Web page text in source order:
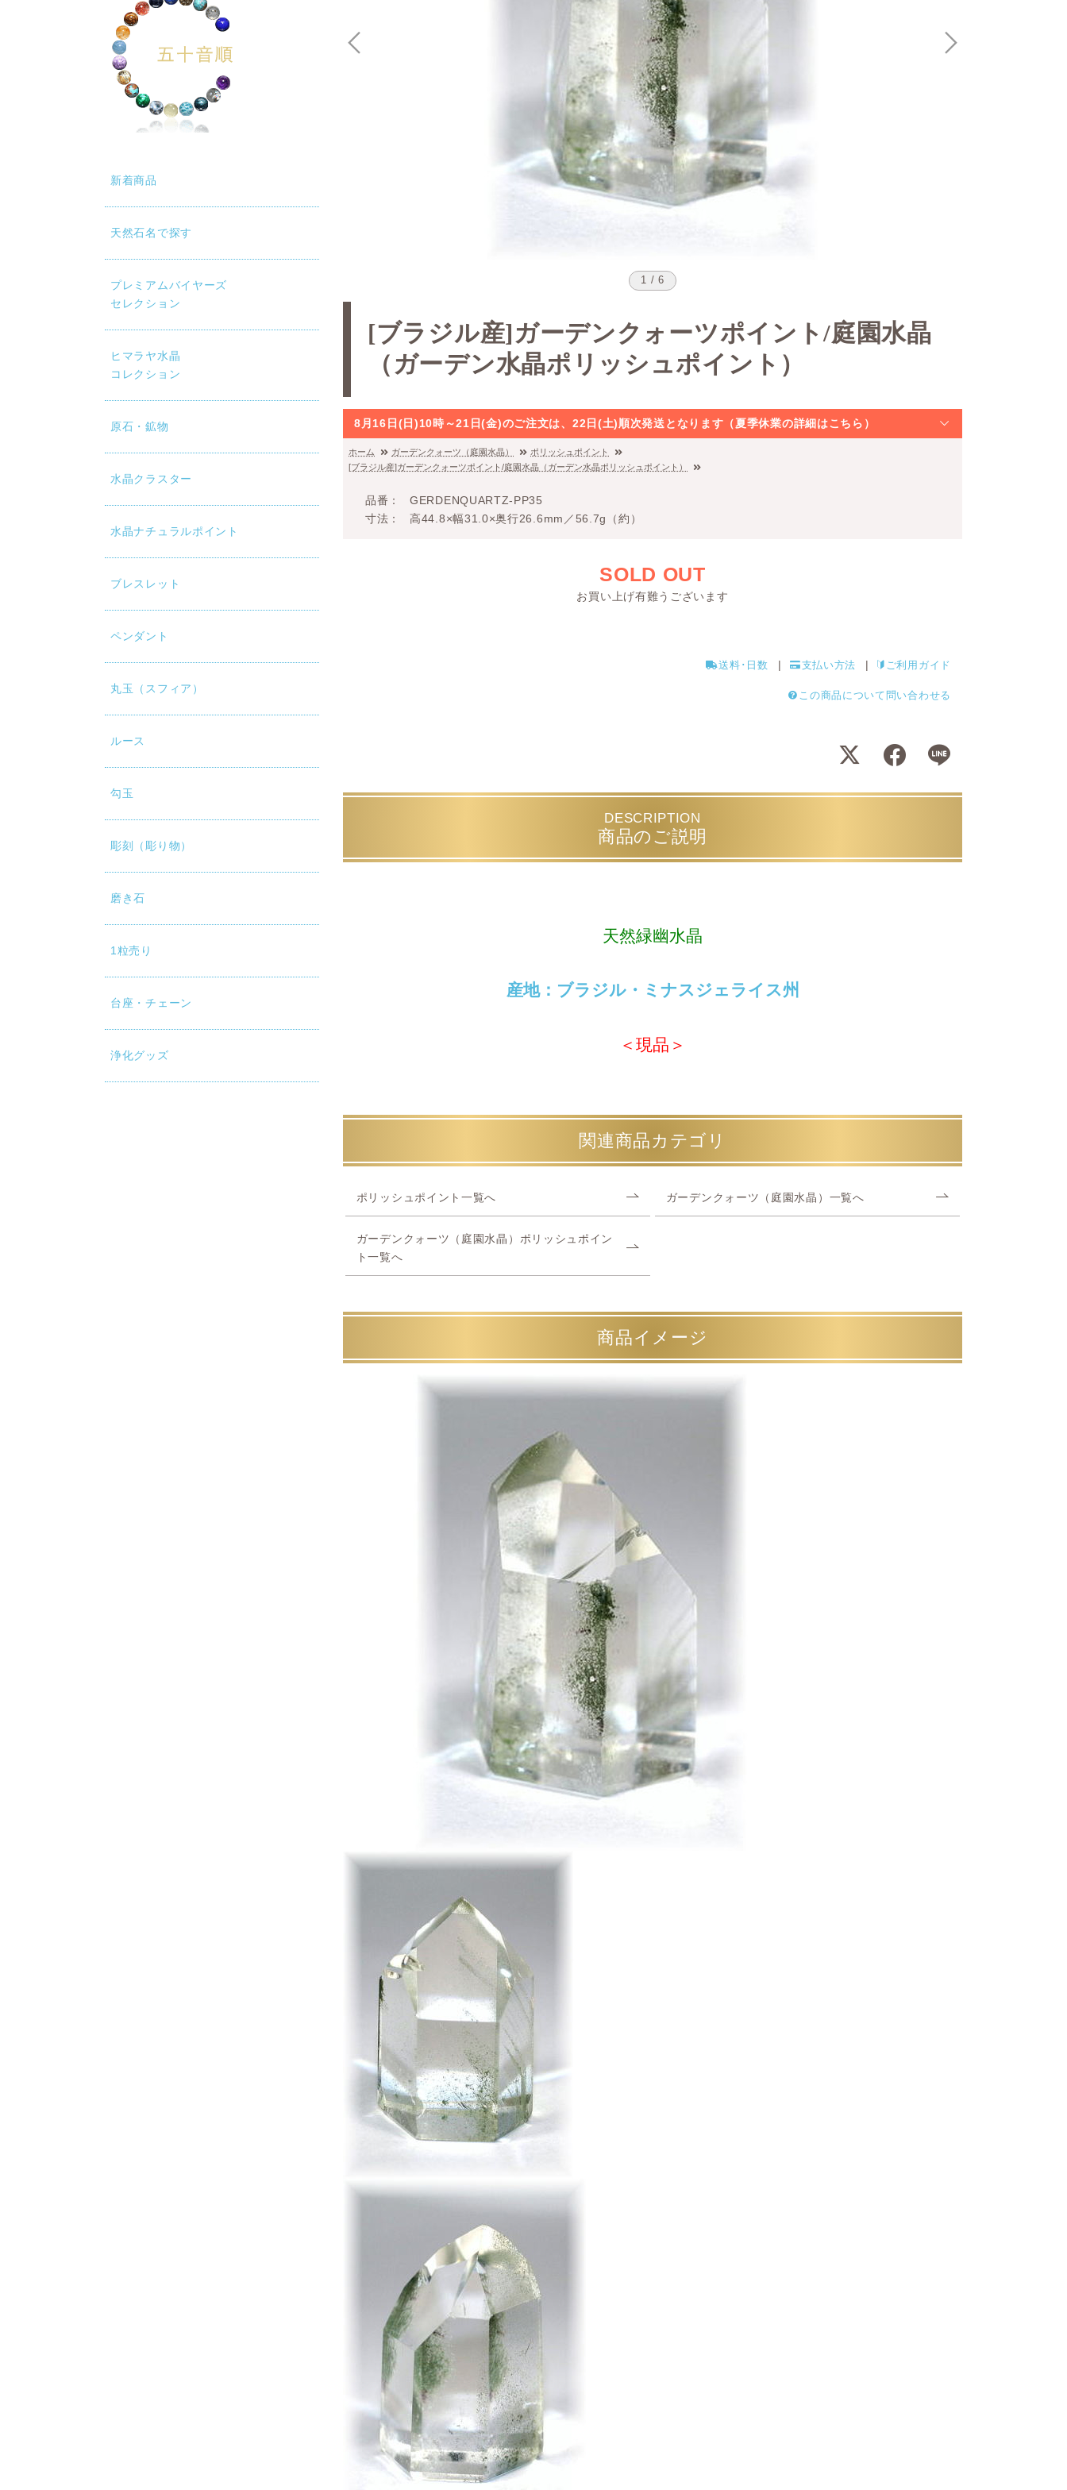
新着商品
天然石名で探す
プレミアムバイヤーズ
セレクション
ヒマラヤ水晶
コレクション
原石・鉱物
水晶クラスター
水晶ナチュラルポイント
ブレスレット
ペンダント
丸玉（スフィア）
ルース
勾玉
彫刻（彫り物）
磨き石
1粒売り
台座・チェーン
浄化グッズ
1 / 6
[ブラジル産]ガーデンクォーツポイント/庭園水晶
（ガーデン水晶ポリッシュポイント）
8月16日(日)10時～21日(金)のご注文は、22日(土)順次発送となります（夏季休業の詳細はこちら）
ホーム ガーデンクォーツ（庭園水晶）
ポリッシュポイント
[ブラジル産]ガーデンクォーツポイント/庭園水晶（ガーデン水晶ポリッシュポイント）
品番
GERDENQUARTZ-PP35
寸法
高44.8×幅31.0×奥行26.6mm／56.7g（約）
SOLD OUT
お買い上げ有難うございます
送料･日数 支払い方法 ご利用ガイド
この商品について問い合わせる
DESCRIPTION
商品のご説明
天然緑幽水晶
産地：ブラジル・ミナスジェライス州
＜現品＞
関連商品カテゴリ
ポリッシュポイント一覧へ ガーデンクォーツ（庭園水晶）一覧へ
ガーデンクォーツ（庭園水晶）ポリッシュポイン
ト一覧へ
商品イメージ